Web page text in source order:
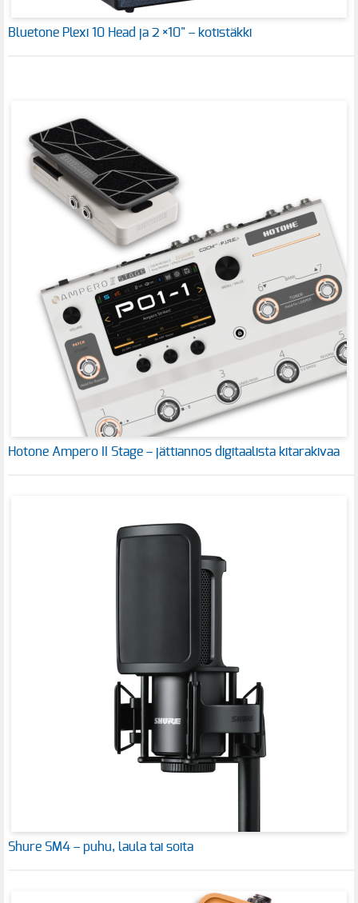
Bluetone Plexi 10 Head ja 2 ×10" – kotistäkki
Hotone Ampero II Stage – jättiannos digitaalista kitarakivaa
Shure SM4 – puhu, laula tai soita